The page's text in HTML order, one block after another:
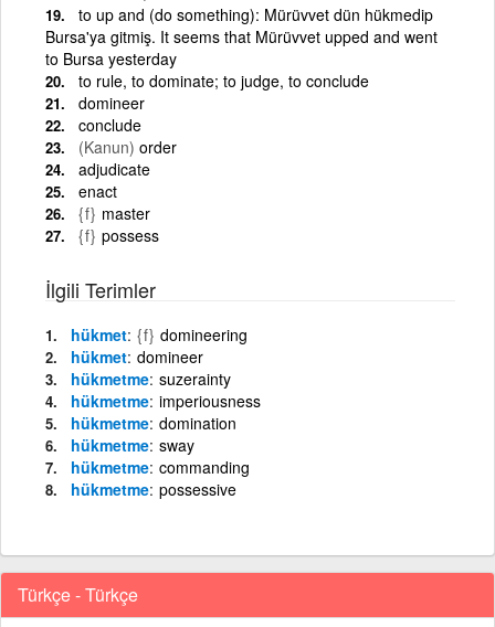
to up and (do something): Mürüvvet dün hükmedip
Bursa'ya gitmiş. It seems that Mürüvvet upped and went
to Bursa yesterday
to rule, to dominate; to judge, to conclude
domineer
conclude
(Kanun) order
adjudicate
enact
{f} master
{f} possess
İlgili Terimler
hükmet {f} domineering
hükmet domineer
hükmetme suzerainty
hükmetme imperiousness
hükmetme domination
hükmetme sway
hükmetme commanding
hükmetme possessive
Türkçe - Türkçe